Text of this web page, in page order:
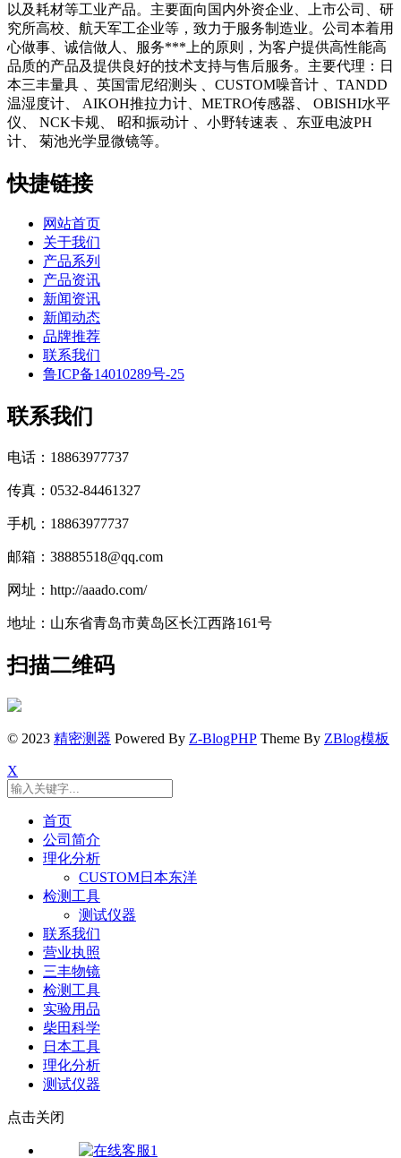
以及耗材等工业产品。主要面向国内外资企业、上市公司、研
究所高校、航天军工企业等，致力于服务制造业。公司本着用
心做事、诚信做人、服务***上的原则，为客户提供高性能高
品质的产品及提供良好的技术支持与售后服务。主要代理：日
本三丰量具 、英国雷尼绍测头 、CUSTOM噪音计 、TANDD
温湿度计、 AIKOH推拉力计、METRO传感器、 OBISHI水平
仪、 NCK卡规、 昭和振动计 、小野转速表 、东亚电波PH
计、 菊池光学显微镜等。
快捷链接
网站首页
关于我们
产品系列
产品资讯
新闻资讯
新闻动态
品牌推荐
联系我们
鲁ICP备14010289号-25
联系我们
电话：18863977737
传真：0532-84461327
手机：18863977737
邮箱：38885518@qq.com
网址：http://aaado.com/
地址：山东省青岛市黄岛区长江西路161号
扫描二维码
© 2023 精密测器 Powered By Z-BlogPHP Theme By ZBlog模板
X
首页
公司简介
理化分析
CUSTOM日本东洋
检测工具
测试仪器
联系我们
营业执照
三丰物镜
检测工具
实验用品
柴田科学
日本工具
理化分析
测试仪器
点击关闭